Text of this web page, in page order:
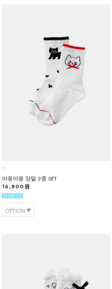
야옹야옹 양말 2종 SET
16,800원
OPTION